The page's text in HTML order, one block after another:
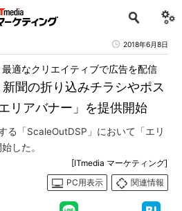
2018年6月8日
新聞の折り込みチラシやポス
リアバナー」を提供開始
適なクリエイティブで広告を配信
る「ScaleOutDSP」において「エリ
した。
[ITmedia マーケティング]
PC用表示
関連情報